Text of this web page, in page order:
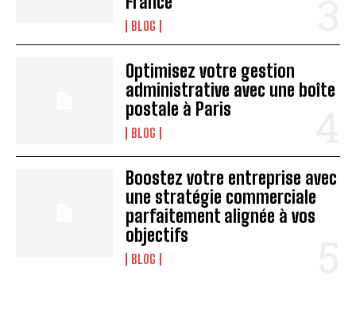
BLOG
Optimisez votre gestion
administrative avec une boîte
postale à Paris
BLOG
Boostez votre entreprise avec
une stratégie commerciale
parfaitement alignée à vos
objectifs
BLOG